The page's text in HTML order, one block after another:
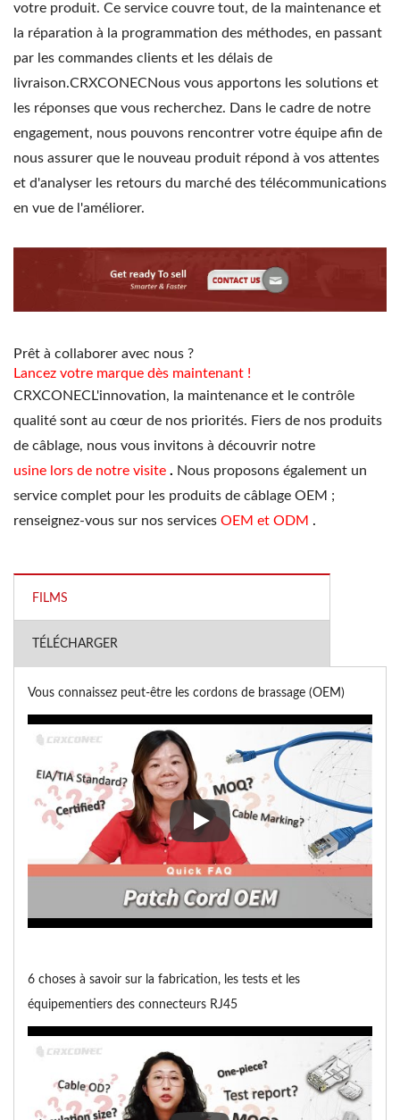
votre produit. Ce service couvre tout, de la maintenance et
la réparation à la programmation des méthodes, en passant
par les commandes clients et les délais de
livraison.CRXCONECNous vous apportons les solutions et
les réponses que vous recherchez. Dans le cadre de notre
engagement, nous pouvons rencontrer votre équipe afin de
nous assurer que le nouveau produit répond à vos attentes
et d'analyser les retours du marché des télécommunications
en vue de l'améliorer.
Prêt à collaborer avec nous ?
Lancez votre marque dès maintenant !
CRXCONECL'innovation, la maintenance et le contrôle
qualité sont au cœur de nos priorités. Fiers de nos produits
de câblage, nous vous invitons à découvrir notre
usine lors de notre visite . Nous proposons également un
service complet pour les produits de câblage OEM ;
renseignez-vous sur nos services OEM et ODM .
FILMS
TÉLÉCHARGER
Vous connaissez peut-être les cordons de brassage (OEM)
Vous connaissez peut-être les
6 choses à savoir sur la fabrication, les tests et les
équipementiers des connecteurs RJ45